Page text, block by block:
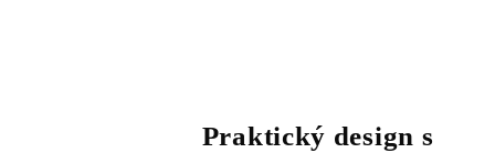
Praktický design s